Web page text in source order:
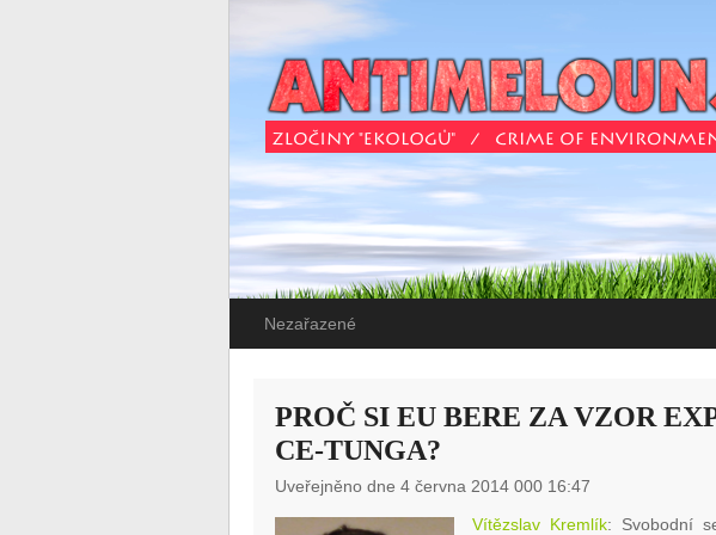
Nezařazené
PROČ SI EU BERE ZA VZOR
CE-TUNGA?
Uveřejněno dne 4 června 2014 000 16:47
Vítězslav Kremlík: Svobodní